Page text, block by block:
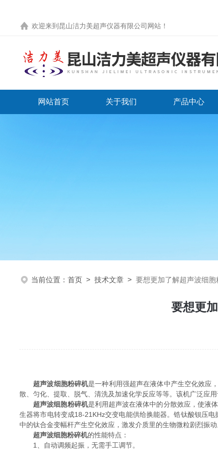
欢迎来到 昆山洁力美超声仪器有限公司网站 ！
网站首页 关于我们 产品中心
当前位置： 首页 > 技术文章 > 要想更加了解超声波细
要想更
超声波细胞粉碎机是一种利用强超声在液体中产生空化效应
散、匀化、提取、脱气、清洗及加速化学反应等等。该机广泛应
超声波细胞粉碎机是利用超声波在液体中的分散效应，使液
生器将市电转变成18-21KHz交变电能供给换能器。锆钛酸钡压
中的钛合金变幅杆产生空化效应，激发介质里的生物微粒剧烈振
超声波细胞粉碎机的性能特点：
1、自动调频起振，无需手工调节。